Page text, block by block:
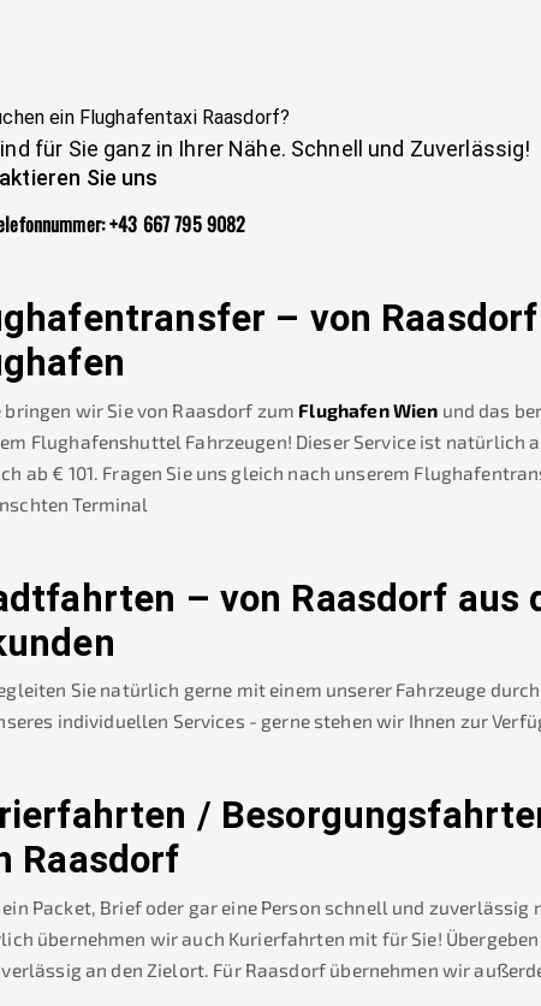
ein Flughafentaxi Raasdorf?
für Sie ganz in Ihrer Nähe. Schnell und Zuverlässig!
Sie uns
:+43 667 795 9082
– von Raasdorf
bringen wir Sie von Raasdorf zum Flughafen Wien und das
Flughafenshuttel Fahrzeugen! Dieser Service ist natürlich
ab € 101. Fragen Sie uns gleich nach unserem
Terminal
– von Raasdorf aus
Sie natürlich gerne mit einem unserer Fahrzeuge
individuellen Services - gerne stehen wir Ihnen zur
/
Raasdorf
Packet, Brief oder gar eine Person schnell und zuverlässig
übernehmen wir auch Kurierfahrten mit für Sie!
an den Zielort. Für Raasdorf übernehmen wir